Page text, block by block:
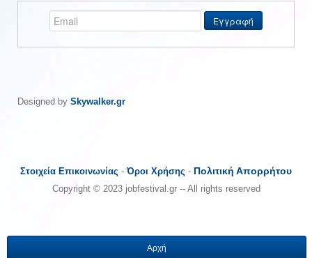
Designed by Skywalker.gr
Στοιχεία Επικοινωνίας -Όροι Χρήσης - Πολιτική Απορρήτου
Copyright © 2023 jobfestival.gr -- All rights reserved
Αρχή